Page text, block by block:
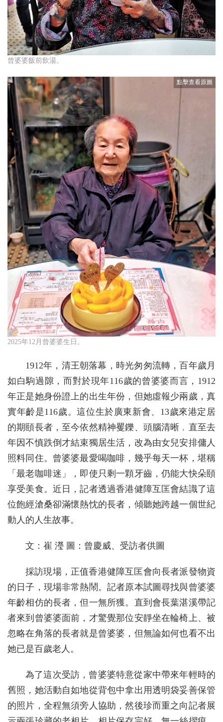
曾婆婆飯前飲湯。
2025年12月曾婆婆生日。
1912年，清王朝落幕，時光匆匆流轉，百年歲月
如白駒過隙，而對於現年116歲的曾婆婆而言，1912
年正是她身份證上的出生年份，但她虛報少兩歲，真
實年齡是116歲。這位生於廣東新會、13歲來港定居
的期頤長者，至今依然精神矍鑠、頭腦清晰﹐直至去
年因不慎跌倒才結束獨居生活，改為由女兒安排傭人
照料同住。曾婆婆最愛喝咖啡，幾乎每天一杯，堪稱
「最老咖啡迷」，即使只剩一顆牙齒，仍能大快朵頤
享受美食。近日，記者透過香港健障互匡會結識了這
位飽經滄桑卻滿懷熱忱的長者，傾聽她跨越一個世紀
動人的人生故事。
文：崔 瀅 圖：曾慶威、受訪者供圖
採訪現場，正值香港健障互匡會向長者派發物資
的日子，現場非常熱鬧。記者原本試圖尋找與曾婆婆
年齡相仿的長者，但一無所獲。直到會長葉湛溪帶記
者來到曾婆婆面前，才驚覺那位安靜坐在輪椅上、被
忽略在角落的長者就是曾婆婆，但無論如何也看不出
她已是百歲老人。
為了這次受訪，曾婆婆特意從家中帶來年輕時的
舊照，她活動自如地從背包中拿出用透明袋妥善保管
的照片，全程無須旁人協助，然後珍而重之向記者展